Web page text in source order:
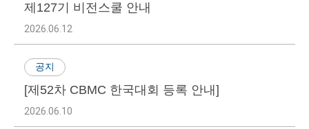
제127기 비전스쿨 안내
2026.06.12
공지
[제52차 CBMC 한국대회 등록 안내]
2026.06.10